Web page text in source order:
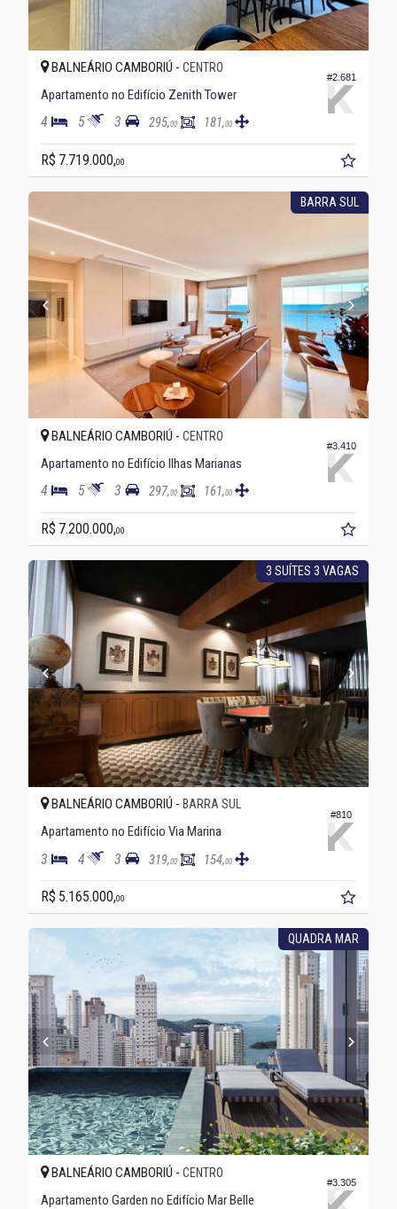
#2.681
BALNEÁRIO CAMBORIÚ - CENTRO
Apartamento no Edifício Zenith Tower
4 5 3 295,00 181,00
R$ 7.719.000,00
BARRA SUL
#3.410
BALNEÁRIO CAMBORIÚ - CENTRO
Apartamento no Edifício Ilhas Marianas
4 5 3 297,00 161,00
R$ 7.200.000,00
3 SUÍTES 3 VAGAS
#810
BALNEÁRIO CAMBORIÚ - BARRA SUL
Apartamento no Edifício Via Marina
3 4 3 319,00 154,00
R$ 5.165.000,00
QUADRA MAR
#3.305
BALNEÁRIO CAMBORIÚ - CENTRO
Apartamento Garden no Edifício Mar Belle